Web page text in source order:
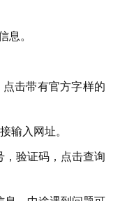
息。
点击带有官方字样的
输入网址。
，验证码，点击查询